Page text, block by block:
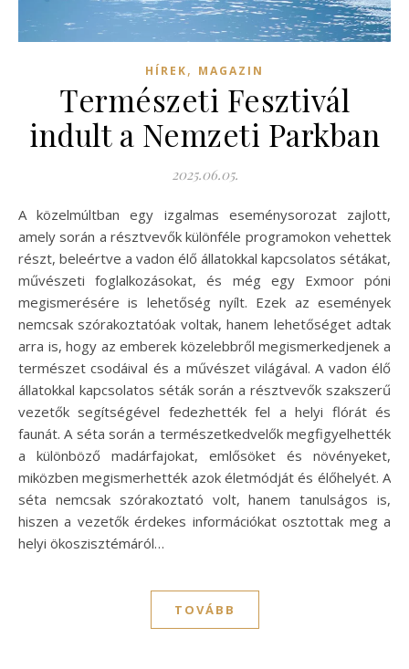
HÍREK, MAGAZIN
Természeti Fesztivál
indult a Nemzeti Parkban
2025.06.05.
A közelmúltban egy izgalmas eseménysorozat zajlott,
amely során a résztvevők különféle programokon vehettek
részt, beleértve a vadon élő állatokkal kapcsolatos sétákat,
művészeti foglalkozásokat, és még egy Exmoor póni
megismerésére is lehetőség nyílt. Ezek az események
nemcsak szórakoztatóak voltak, hanem lehetőséget adtak
arra is, hogy az emberek közelebbről megismerkedjenek a
természet csodáival és a művészet világával. A vadon élő
állatokkal kapcsolatos séták során a résztvevők szakszerű
vezetők segítségével fedezhették fel a helyi flórát és
faunát. A séta során a természetkedvelők megfigyelhették
a különböző madárfajokat, emlősöket és növényeket,
miközben megismerhették azok életmódját és élőhelyét. A
séta nemcsak szórakoztató volt, hanem tanulságos is,
hiszen a vezetők érdekes információkat osztottak meg a
helyi ökoszisztémáról…
TOVÁBB